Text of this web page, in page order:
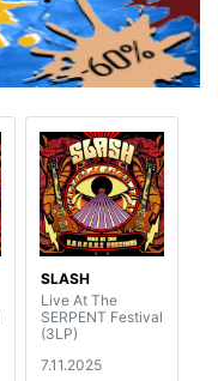
SLASH
Live At The
SERPENT Festival
(3LP)
7.11.2025